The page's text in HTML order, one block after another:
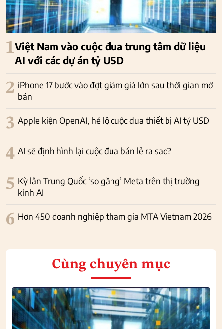
1Việt Nam vào cuộc đua trung tâm dữ liệu
AI với các dự án tỷ USD
2 iPhone 17 bước vào đợt giảm giá lớn sau thời gian mở
bán
3 Apple kiện OpenAI, hé lộ cuộc đua thiết bị AI tỷ USD
4 AI sẽ định hình lại cuộc đua bán lẻ ra sao?
5 Kỳ lân Trung Quốc ‘so găng’ Meta trên thị trường
kính AI
6 Hơn 450 doanh nghiệp tham gia MTA Vietnam 2026
Cùng chuyên mục